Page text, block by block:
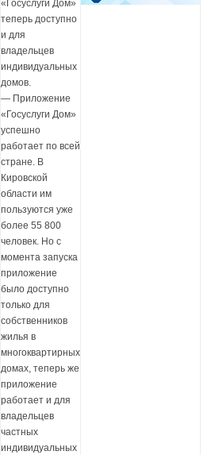
«Госуслуги Дом»
теперь доступно
и для
владельцев
индивидуальных
домов.
— Приложение
«Госуслуги Дом»
успешно
работает по всей
стране. В
Кировской
области им
пользуются уже
более 55 800
человек. Но с
момента запуска
приложение
было доступно
только для
собственников
жилья в
многоквартирных
домах, теперь же
приложение
работает и для
владельцев
частных
индивидуальных